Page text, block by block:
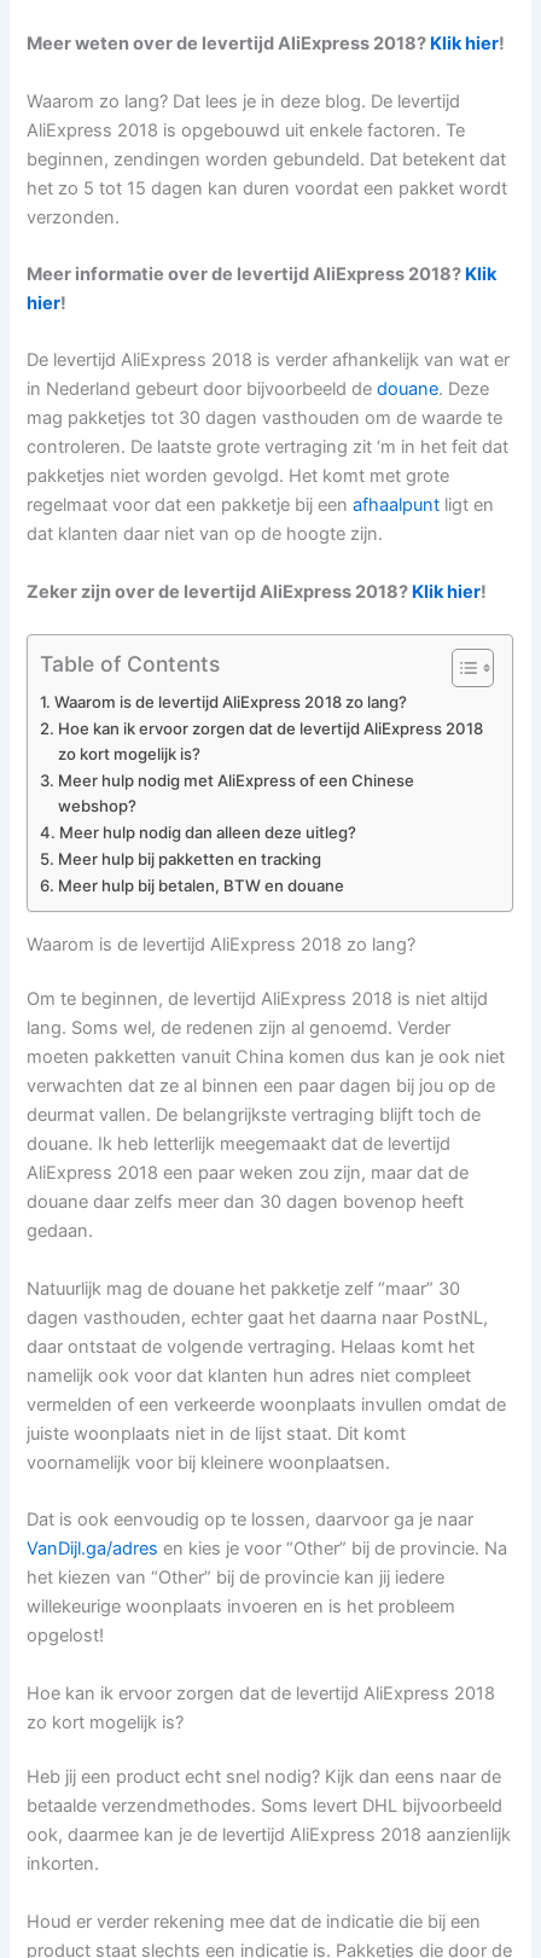
Meer weten over de levertijd AliExpress 2018? Klik hier!
Waarom zo lang? Dat lees je in deze blog. De levertijd
AliExpress 2018 is opgebouwd uit enkele factoren. Te
beginnen, zendingen worden gebundeld. Dat betekent dat
het zo 5 tot 15 dagen kan duren voordat een pakket wordt
verzonden.
Meer informatie over de levertijd AliExpress 2018? Klik
hier!
De levertijd AliExpress 2018 is verder afhankelijk van wat er
in Nederland gebeurt door bijvoorbeeld dedouane. Deze
mag pakketjes tot 30 dagen vasthouden om de waarde te
controleren. De laatste grote vertraging zit ‘m in het feit dat
pakketjes niet worden gevolgd. Het komt met grote
regelmaat voor dat een pakketje bij eenafhaalpunt ligt en
dat klanten daar niet van op de hoogte zijn.
Zeker zijn over de levertijd AliExpress 2018? Klik hier!
Table of Contents
Waarom is de levertijd AliExpress 2018 zo lang?
Hoe kan ik ervoor zorgen dat de levertijd AliExpress 2018
zo kort mogelijk is?
Meer hulp nodig met AliExpress of een Chinese
webshop?
Meer hulp nodig dan alleen deze uitleg?
Meer hulp bij pakketten en tracking
Meer hulp bij betalen, BTW en douane
Waarom is de levertijd AliExpress 2018 zo lang?
Om te beginnen, de levertijd AliExpress 2018 is niet altijd
lang. Soms wel, de redenen zijn al genoemd. Verder
moeten pakketten vanuit China komen dus kan je ook niet
verwachten dat ze al binnen een paar dagen bij jou op de
deurmat vallen. De belangrijkste vertraging blijft toch de
douane. Ik heb letterlijk meegemaakt dat de levertijd
AliExpress 2018 een paar weken zou zijn, maar dat de
douane daar zelfs meer dan 30 dagen bovenop heeft
gedaan.
Natuurlijk mag de douane het pakketje zelf “maar” 30
dagen vasthouden, echter gaat het daarna naar PostNL,
daar ontstaat de volgende vertraging. Helaas komt het
namelijk ook voor dat klanten hun adres niet compleet
vermelden of een verkeerde woonplaats invullen omdat de
juiste woonplaats niet in de lijst staat. Dit komt
voornamelijk voor bij kleinere woonplaatsen.
Dat is ook eenvoudig op te lossen, daarvoor ga je naar
VanDijl.ga/adres en kies je voor “Other” bij de provincie. Na
het kiezen van “Other” bij de provincie kan jij iedere
willekeurige woonplaats invoeren en is het probleem
opgelost!
Hoe kan ik ervoor zorgen dat de levertijd AliExpress 2018
zo kort mogelijk is?
Heb jij een product echt snel nodig? Kijk dan eens naar de
betaalde verzendmethodes. Soms levert DHL bijvoorbeeld
ook, daarmee kan je de levertijd AliExpress 2018 aanzienlijk
inkorten.
Houd er verder rekening mee dat de indicatie die bij een
product staat slechts een indicatie is. Pakketjes die door de